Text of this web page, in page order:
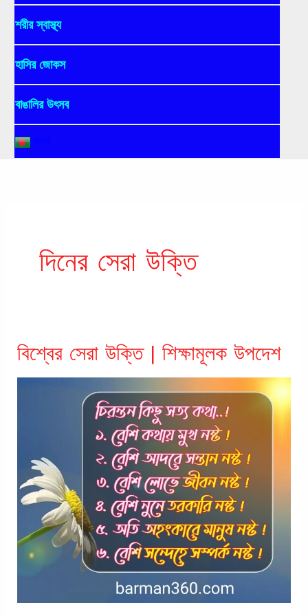
শরীর স্বাস্থ্য
হাসির জোকস
বাঙালির উৎসব
দিনের সেরা উক্তি
বিশ্বের সেরা উক্তি | শিক্ষামূলক উপদেশ